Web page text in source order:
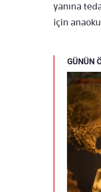
yanına
için
GÜNÜN